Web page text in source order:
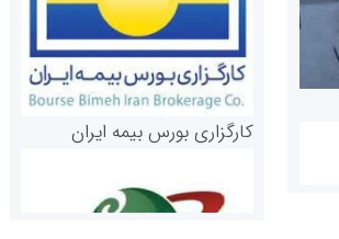
کارگزاری بورس بیمه ایران